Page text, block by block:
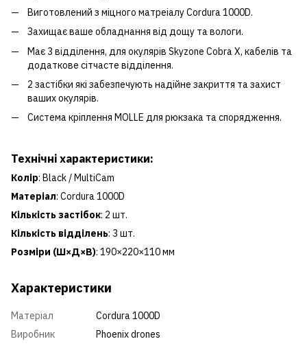
Виготовлений з міцного матреіалу Cordura 1000D.
Захищає ваше обладнання від дощу та вологи.
Має 3 відділення, для окулярів Skyzone Cobra X, кабелів та
додаткове сітчасте відділення.
2 застібки які забезпечують надійне закриття та захист
ваших окулярів.
Система кріплення MOLLE для рюкзака та спорядження.
Технічні характеристики:
Колір: Black / MultiCam
Матеріал: Cordura 1000D
Кількість застібок: 2 шт.
Кількість відділень: 3 шт.
Розміри (Ш×Д×В): 190×220×110 мм
Характеристики
Матеріал
Cordura 1000D
Виробник
Phoenix drones